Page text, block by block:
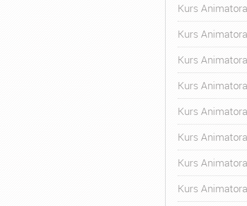
Kurs
Kurs
Kurs
Kurs
Kurs
Kurs
Kurs
Kurs